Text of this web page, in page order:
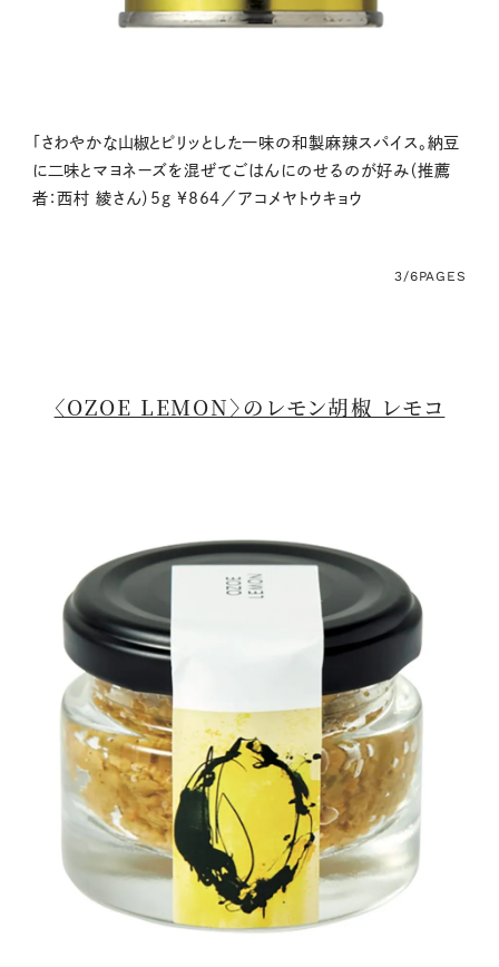
「さわやかな山椒とピリッとした一味の和製麻辣スパイス。納豆
に二味とマヨネーズを混ぜてごはんにのせるのが好み（推薦
者：西村 綾さん）5g ¥864／アコメヤトウキョウ
3/6PAGES
〈OZOE LEMON〉のレモン胡椒 レモコ